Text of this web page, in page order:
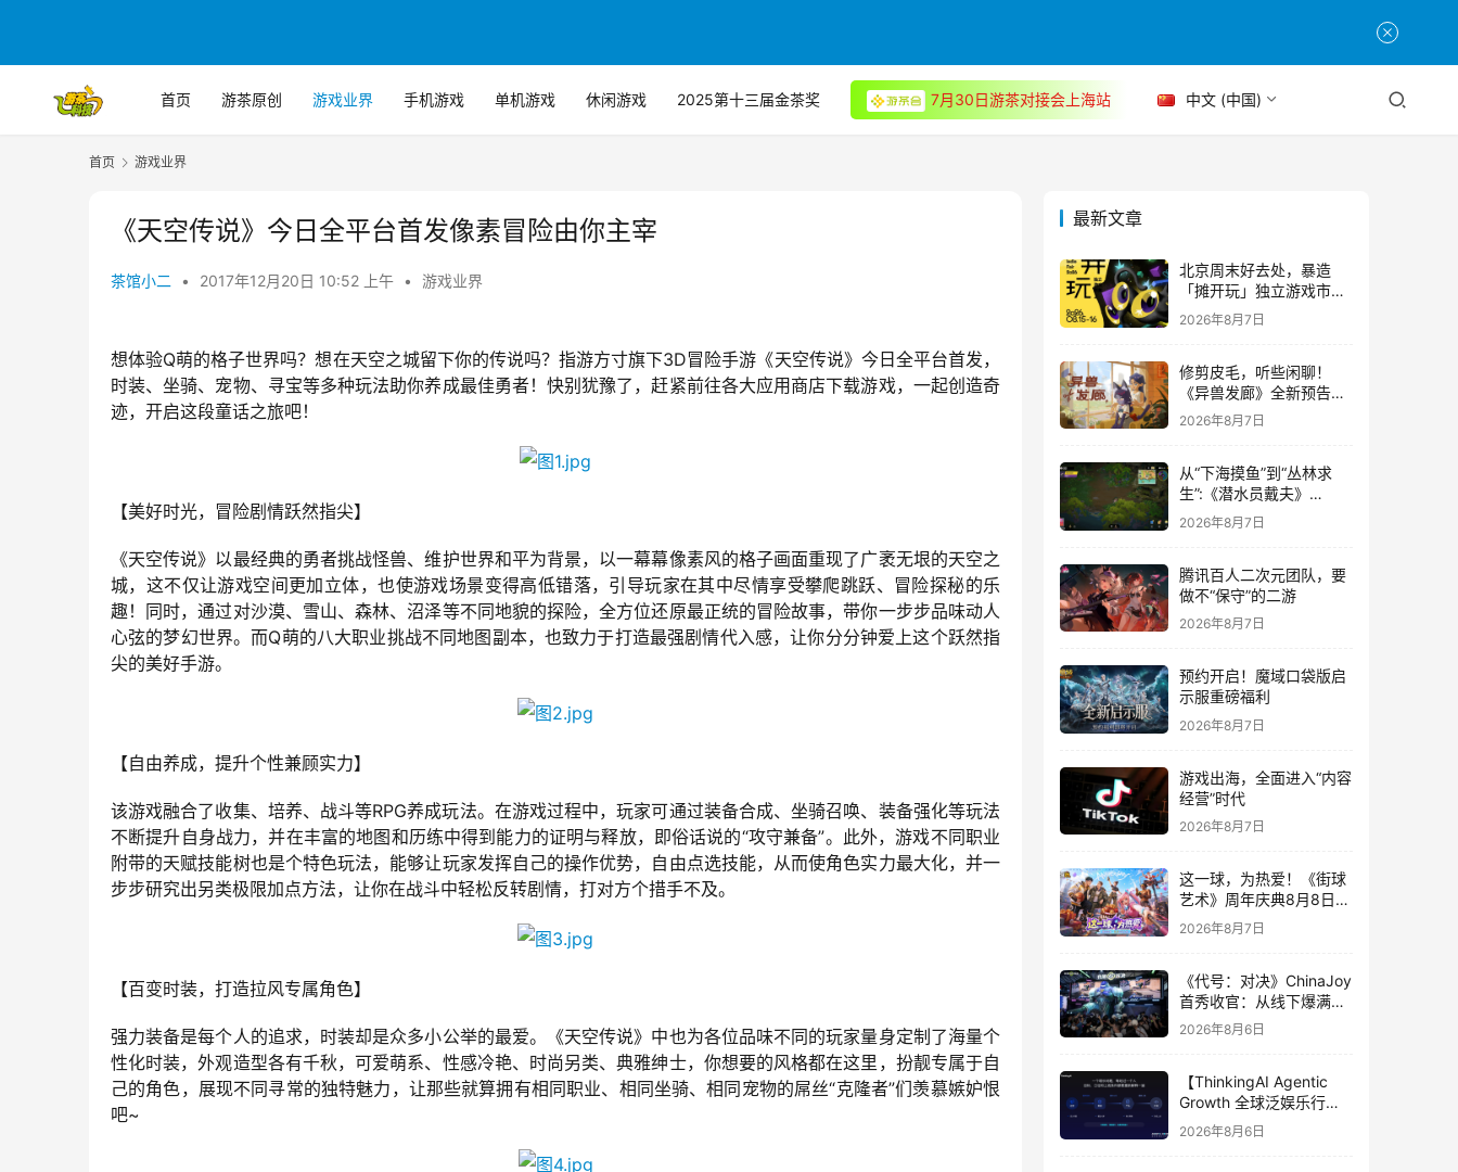
首页 游茶原创 游戏业界 手机游戏 单机游戏 休闲游戏 2025第十三届金茶奖 7月30日游茶对接会上海站 中文 (中国)
首页 游戏业界
《天空传说》今日全平台首发像素冒险由你主宰
茶馆小二 • 2017年12月20日 10:52 上午 • 游戏业界
想体验Q萌的格子世界吗？想在天空之城留下你的传说吗？指游方寸旗下3D冒险手游《天空传说》今日全平台首发，
时装、坐骑、宠物、寻宝等多种玩法助你养成最佳勇者！快别犹豫了，赶紧前往各大应用商店下载游戏，一起创造奇
迹，开启这段童话之旅吧！
【美好时光，冒险剧情跃然指尖】
《天空传说》以最经典的勇者挑战怪兽、维护世界和平为背景，以一幕幕像素风的格子画面重现了广袤无垠的天空之
城，这不仅让游戏空间更加立体，也使游戏场景变得高低错落，引导玩家在其中尽情享受攀爬跳跃、冒险探秘的乐
趣！同时，通过对沙漠、雪山、森林、沼泽等不同地貌的探险，全方位还原最正统的冒险故事，带你一步步品味动人
心弦的梦幻世界。而Q萌的八大职业挑战不同地图副本，也致力于打造最强剧情代入感，让你分分钟爱上这个跃然指
尖的美好手游。
【自由养成，提升个性兼顾实力】
该游戏融合了收集、培养、战斗等RPG养成玩法。在游戏过程中，玩家可通过装备合成、坐骑召唤、装备强化等玩法
不断提升自身战力，并在丰富的地图和历练中得到能力的证明与释放，即俗话说的“攻守兼备”。此外，游戏不同职业
附带的天赋技能树也是个特色玩法，能够让玩家发挥自己的操作优势，自由点选技能，从而使角色实力最大化，并一
步步研究出另类极限加点方法，让你在战斗中轻松反转剧情，打对方个措手不及。
【百变时装，打造拉风专属角色】
强力装备是每个人的追求，时装却是众多小公举的最爱。《天空传说》中也为各位品味不同的玩家量身定制了海量个
性化时装，外观造型各有千秋，可爱萌系、性感冷艳、时尚另类、典雅绅士，你想要的风格都在这里，扮靓专属于自
己的角色，展现不同寻常的独特魅力，让那些就算拥有相同职业、相同坐骑、相同宠物的屌丝“克隆者”们羡慕嫉妒恨
吧~
最新文章
北京周末好去处，暴造
「摊开玩」独立游戏市集
正式开票！
2026年8月7日
修剪皮毛，听些闲聊！
《异兽发廊》全新预告与
Steam免费试玩公开
2026年8月7日
从“下海摸鱼”到“丛林求
生”:《潜水员戴夫》
DLC《丛林》移动端定档
8月14日
2026年8月7日
腾讯百人二次元团队，要
做不“保守”的二游
2026年8月7日
预约开启！魔域口袋版启
示服重磅福利
2026年8月7日
游戏出海，全面进入“内容
经营”时代
2026年8月7日
这一球，为热爱！《街球
艺术》周年庆典8月8日正
式上线，多重福利与全新
内容同步开启
2026年8月7日
《代号：对决》ChinaJoy
首秀收官：从线下爆满看
见玩家的真实期待
2026年8月6日
【ThinkingAI Agentic
Growth 全球泛娱乐行业
峰会】Agent 时代，人到
底负责什么
2026年8月6日